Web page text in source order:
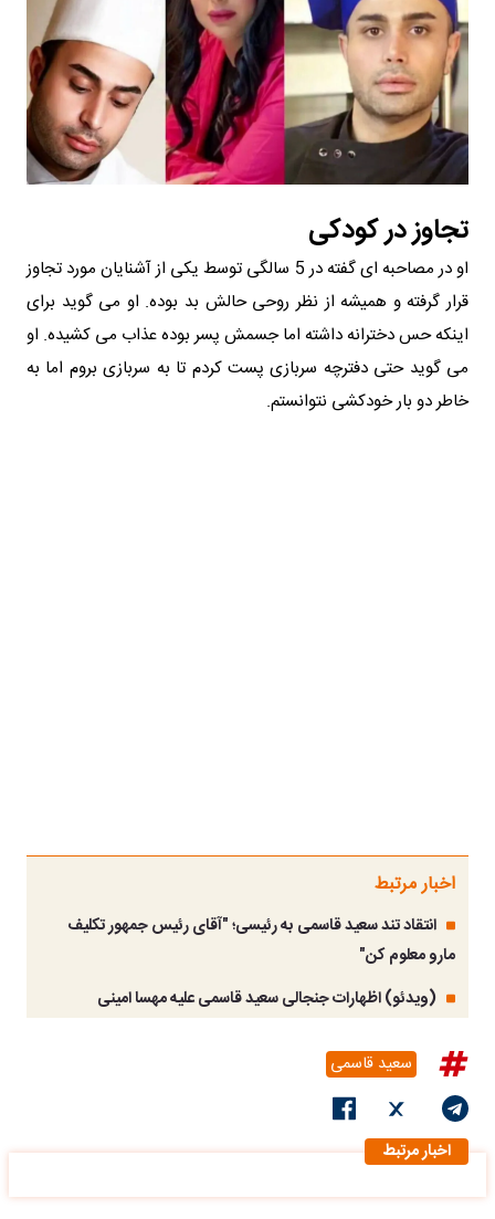
تجاوز در کودکی
او در مصاحبه ای گفته در 5 سالگی توسط یکی از آشنایان مورد تجاوز
قرار گرفته و همیشه از نظر روحی حالش بد بوده. او می گوید برای
اینکه حس دخترانه داشته اما جسمش پسر بوده عذاب می کشیده. او
می گوید حتی دفترچه سربازی پست کردم تا به سربازی بروم اما به
خاطر دو بار خودکشی نتوانستم.
اخبار مرتبط
انتقاد تند سعید قاسمی به رئیسی؛ "آقای رئیس جمهور تکلیف
مارو معلوم کن"
(ویدئو) اظهارات جنجالی سعید قاسمی علیه مهسا امینی
سعید قاسمی
اخبار مرتبط